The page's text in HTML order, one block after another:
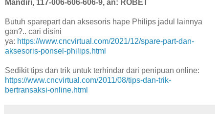
Mandiri, 117-006-606-606-9, an: ROBET
Butuh sparepart dan aksesoris hape Philips jadul lainnya
gan?.. cari disini
ya: https://www.cncvirtual.com/2021/12/spare-part-dan-
aksesoris-ponsel-philips.html
Sedikit tips dan trik untuk terhindar dari penipuan online:
https://www.cncvirtual.com/2011/08/tips-dan-trik-
bertransaksi-online.html